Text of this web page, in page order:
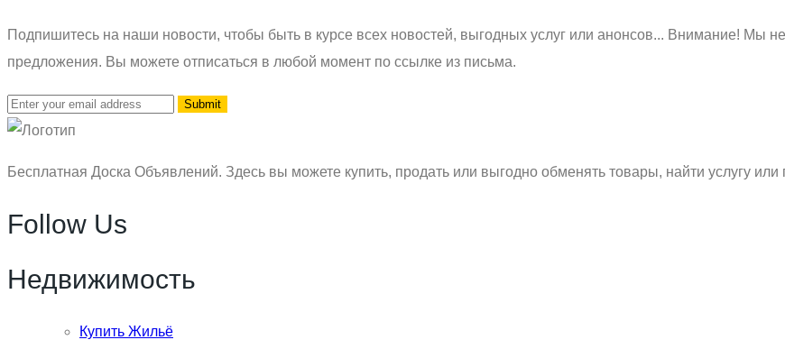
Подпишитесь на наши новости, чтобы быть в курсе всех новостей, выгодных услуг или анонсов... Внимание! Мы
предложения. Вы можете отписаться в любой момент по ссылке из письма.
Бесплатная Доска Объявлений. Здесь вы можете купить, продать или выгодно обменять товары, найти услугу или
Follow Us
Недвижимость
Купить Жильё